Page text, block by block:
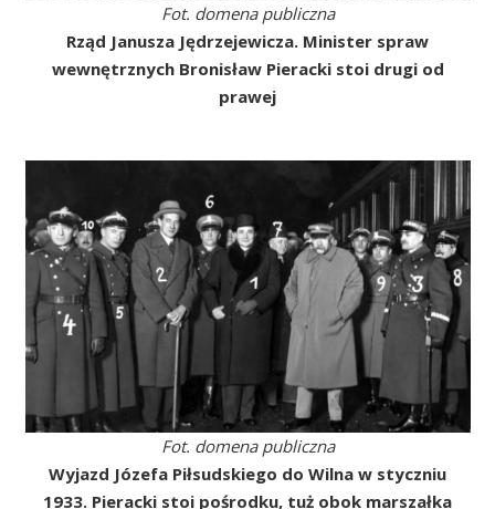
Fot. domena publiczna
Rząd Janusza Jędrzejewicza. Minister spraw
wewnętrznych Bronisław Pieracki stoi drugi od
prawej
Fot. domena publiczna
Wyjazd Józefa Piłsudskiego do Wilna w styczniu
1933. Pieracki stoi pośrodku, tuż obok marszałka